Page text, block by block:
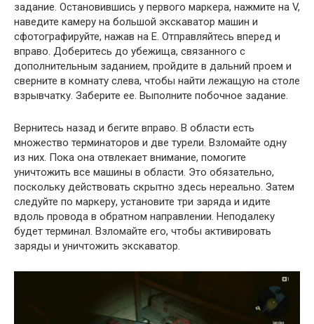
задание. Остановившись у первого маркера, нажмите на V,
наведите камеру на большой экскаватор машин и
сфотографируйте, нажав на E. Отправляйтесь вперед и
вправо. Доберитесь до убежища, связанного с
дополнительным заданием, пройдите в дальний проем и
сверните в комнату слева, чтобы найти лежащую на столе
взрывчатку. Заберите ее. Выполните побочное задание.
Вернитесь назад и бегите вправо. В области есть
множество терминаторов и две турели. Взломайте одну
из них. Пока она отвлекает внимание, помогите
уничтожить все машины в области. Это обязательно,
поскольку действовать скрытно здесь нереально. Затем
следуйте по маркеру, установите три заряда и идите
вдоль провода в обратном направлении. Неподалеку
будет терминал. Взломайте его, чтобы активировать
заряды и уничтожить экскаватор.